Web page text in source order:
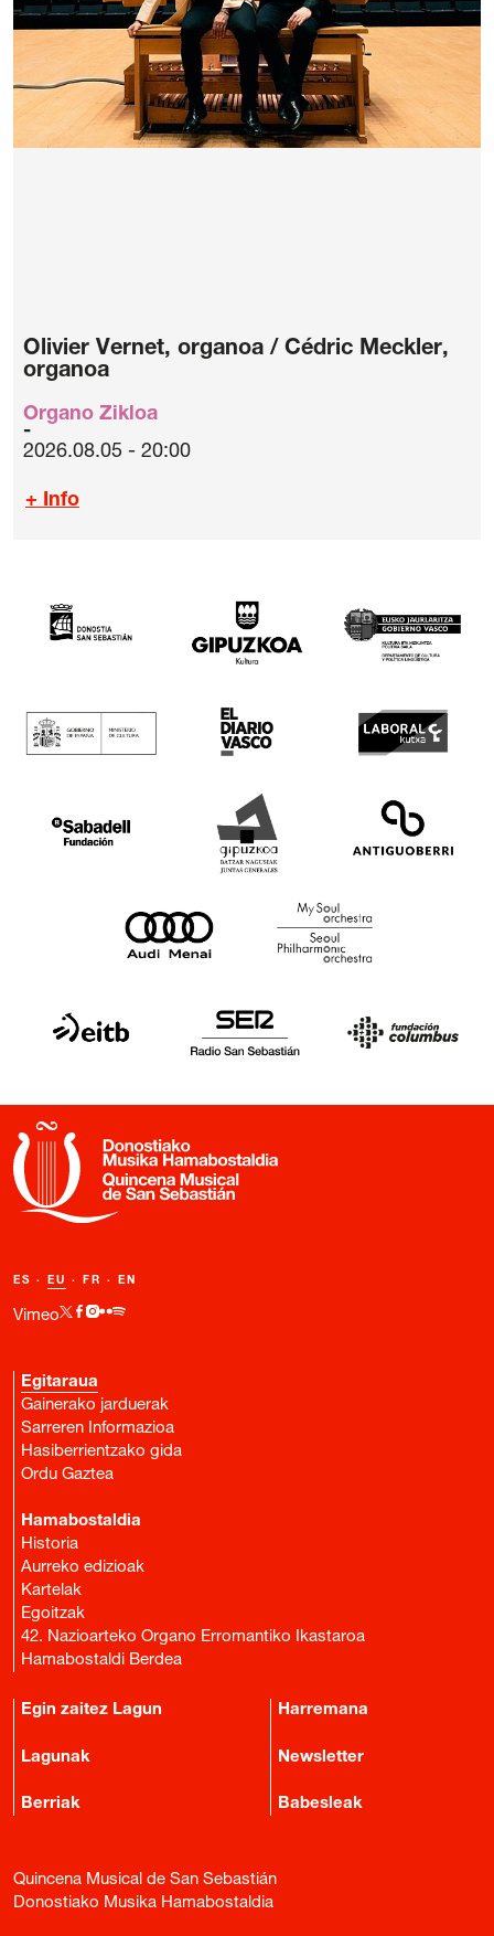
Olivier Vernet, organoa / Cédric Meckler,
organoa
Organo Zikloa
2026.08.05 - 20:00
+ Info
Vimeo
ES · EU · FR · EN
Egitaraua
Gainerako jarduerak
Sarreren Informazioa
Hasiberrientzako gida
Ordu Gaztea
Hamabostaldia
Historia
Aurreko edizioak
Kartelak
Egoitzak
42. Nazioarteko Organo Erromantiko Ikastaroa
Hamabostaldi Berdea
Egin zaitez Lagun
Lagunak
Berriak
Harremana
Newsletter
Babesleak
Quincena Musical de San Sebastián
Donostiako Musika Hamabostaldia